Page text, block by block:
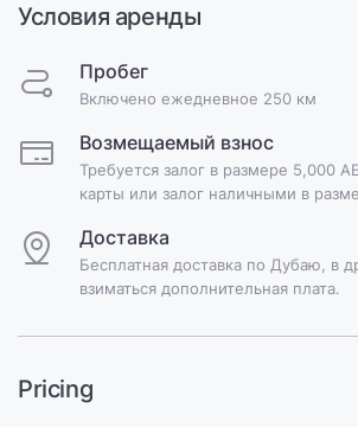
Условия аренды
Пробег
Включено ежедневное 250 км
Возмещаемый взнос
Требуется залог в размере 5,000
карты или залог наличными в
Доставка
Бесплатная доставка по Дубаю, в
взиматься дополнительная плата.
Pricing